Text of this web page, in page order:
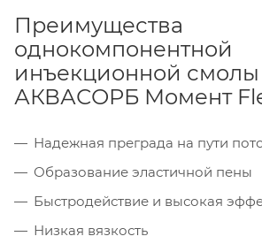
Преимущества
однокомпонентной
инъекционной смолы
АКВАСОРБ Момент
Надежная преграда на пути
Образование эластичной пены
Быстродействие и высокая
Низкая вязкость